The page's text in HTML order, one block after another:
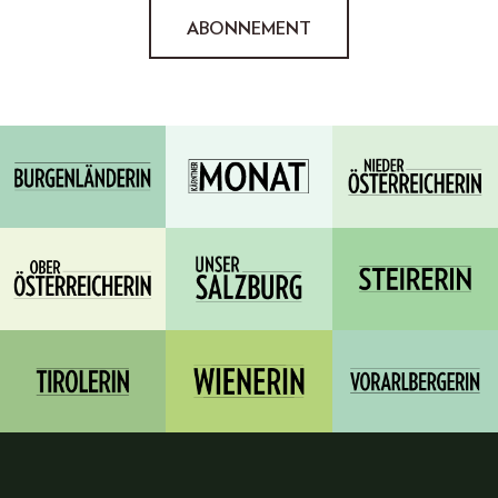
ABONNEMENT